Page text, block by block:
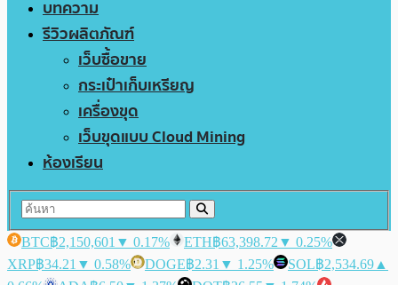
บทความ
รีวิวผลิตภัณฑ์
เว็บซื้อขาย
กระเป๋าเก็บเหรียญ
เครื่องขุด
เว็บขุดแบบ Cloud Mining
ห้องเรียน
BTC฿2,150,601 ▼ 0.17% ETH฿63,398.72 ▼ 0.25%
XRP฿34.21 ▼ 0.58% DOGE฿2.31 ▼ 1.25% SOL฿2,534.69 ▲